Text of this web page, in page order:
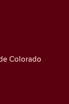
Colorado